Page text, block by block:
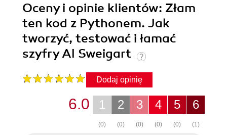
Oceny i opinie klientów: Złam
ten kod z Pythonem. Jak
tworzyć, testować i łamać
szyfry Al Sweigart
Dodaj opinię
6
(1)
5
(0)
4
(0)
3
(0)
2
(0)
1
(0)
6.0